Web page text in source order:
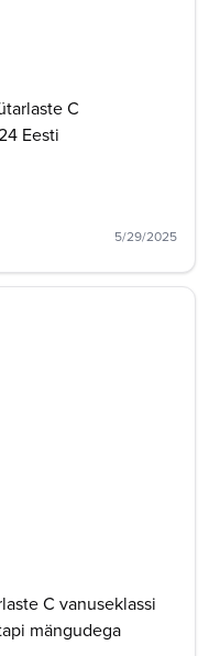
C
Eesti
5/29/2025
C vanuseklassi
mängudega